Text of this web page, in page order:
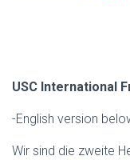
USC International
-English version
Wir sind die zweite